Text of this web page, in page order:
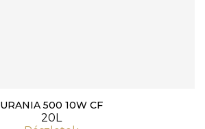
URANIA 500 10W CF
20L